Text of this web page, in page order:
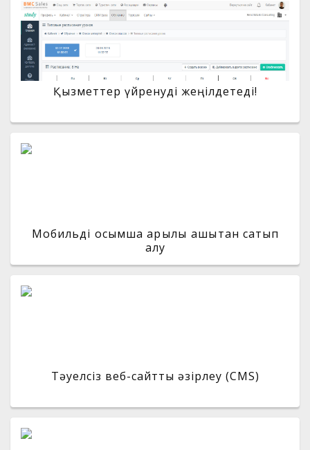
Қызметтер үйренуді жеңілдетеді!
Мобильді қосымша арқылы қашықтан сатып
алу
Тәуелсіз веб-сайтты әзірлеу (CMS)